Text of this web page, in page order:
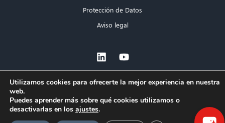
Protección de Datos
Aviso legal
Utilizamos cookies para ofrecerte la mejor experiencia en nuestra
web.
Puedes aprender más sobre qué cookies utilizamos o
desactivarlas en los ajustes.
×